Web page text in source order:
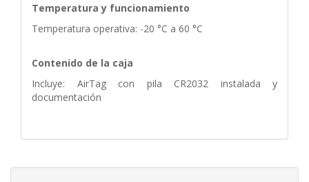
Temperatura y funcionamiento
Temperatura operativa: -20 °C a 60 °C
Contenido de la caja
Incluye: AirTag con pila CR2032 instalada y
documentación